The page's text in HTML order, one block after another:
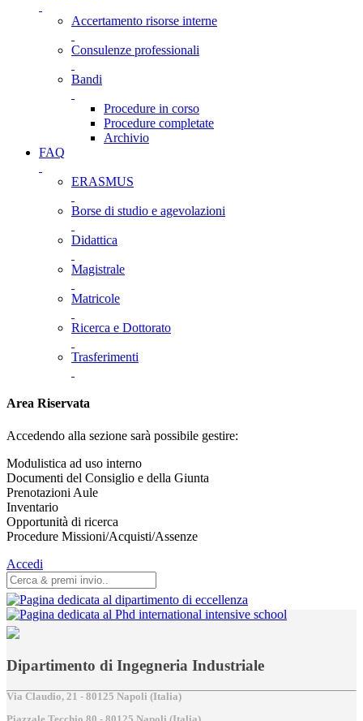
Accertamento risorse interne
Consulenze professionali
Bandi
Procedure in corso
Procedure completate
Archivio
FAQ
ERASMUS
Borse di studio e agevolazioni
Didattica
Magistrale
Matricole
Ricerca e Dottorato
Trasferimenti
Area Riservata
Accedendo alla sezione sarà possibile gestire:
Modulistica ad uso interno
Documenti del Consiglio e della Giunta
Prenotazioni Aule
Inventario
Opportunità di ricerca
Procedure Missioni/Acquisti/Assenze
Accedi
Dipartimento di Ingegneria Industriale
Via Claudio, 21 - 80125 Napoli (Italia)